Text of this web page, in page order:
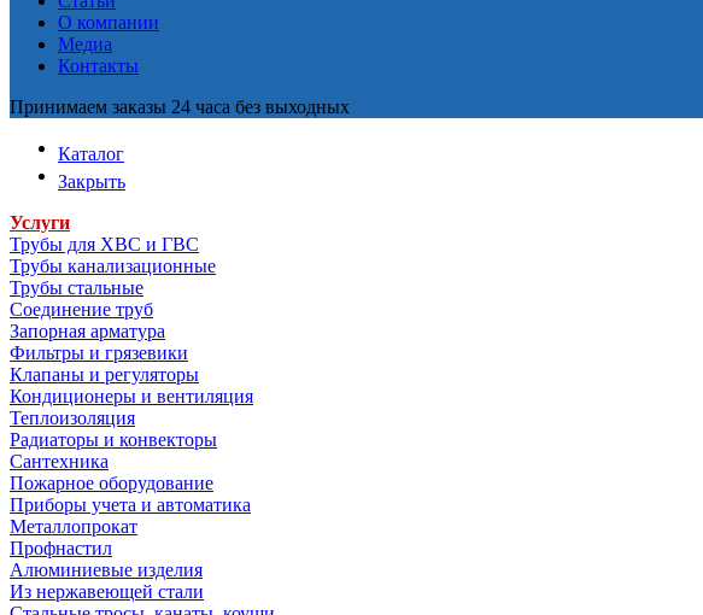
О компании
Медиа
Контакты
Принимаем заказы 24 часа без выходных
Каталог
Закрыть
Услуги
Трубы для ХВС и ГВС
Трубы канализационные
Трубы стальные
Соединение труб
Запорная арматура
Фильтры и грязевики
Клапаны и регуляторы
Кондиционеры и вентиляция
Теплоизоляция
Радиаторы и конвекторы
Сантехника
Пожарное оборудование
Приборы учета и автоматика
Металлопрокат
Профнастил
Алюминиевые изделия
Из нержавеющей стали